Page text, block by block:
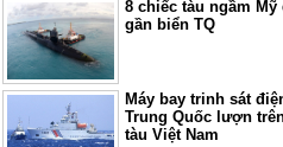
8 chiếc tàu ngầm Mỹ
gần biển TQ
Máy bay trinh sát
Trung Quốc lượn
tàu Việt Nam